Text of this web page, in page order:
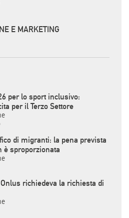
E MARKETING
per lo sport inclusivo:
per il Terzo Settore
di migranti: la pena prevista
è sproporzionata
richiedeva la richiesta di